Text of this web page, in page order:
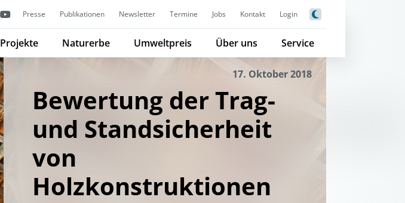
Presse Publikationen Newsletter Termine Jobs Kontakt Login
Projekte Naturerbe Umweltpreis Über uns Service
17. Oktober 2018
Bewertung der Trag-
und Standsicherheit
von
Holzkonstruktionen